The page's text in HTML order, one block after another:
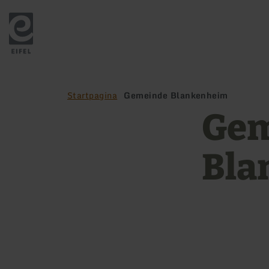
Terug
naar
de
startpagina
Startpagina Gemeinde Blankenheim